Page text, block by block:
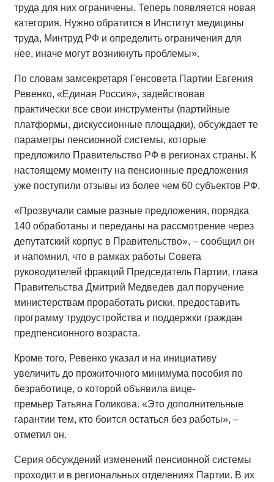
труда для них ограничены. Теперь появляется новая
категория. Нужно обратится в Институт медицины
труда, Минтруд РФ и определить ограничения для
нее, иначе могут возникнуть проблемы».
По словам замсекретаря Генсовета Партии Евгения
Ревенко, «Единая Россия», задействовав
практически все свои инструменты (партийные
платформы, дискуссионные площадки), обсуждает те
параметры пенсионной системы, которые
предложило Правительство РФ в регионах страны. К
настоящему моменту на пенсионные предложения
уже поступили отзывы из более чем 60 субъектов РФ.
«Прозвучали самые разные предложения, порядка
140 обработаны и переданы на рассмотрение через
депутатский корпус в Правительство», – сообщил он
и напомнил, что в рамках работы Совета
руководителей фракций Председатель Партии, глава
Правительства Дмитрий Медведев дал поручение
министерствам проработать риски, предоставить
программу трудоустройства и поддержки граждан
предпенсионного возраста.
Кроме того, Ревенко указал и на инициативу
увеличить до прожиточного минимума пособия по
безработице, о которой объявила вице-
премьер Татьяна Голикова. «Это дополнительные
гарантии тем, кто боится остаться без работы», –
отметил он.
Серия обсуждений изменений пенсионной системы
проходит и в региональных отделениях Партии. В их